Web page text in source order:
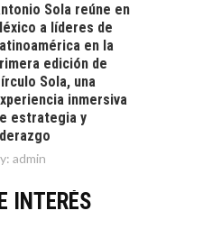
Sola reúne en
a líderes de
en la
edición de
Sola, una
inmersiva
estrategia y
admin
INTERÉS